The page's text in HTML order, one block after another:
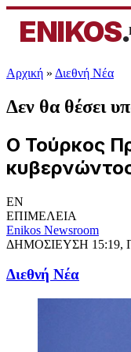
ENIKOS.
Αρχική » Διεθνή Νέα
Δεν θα θέσει
Ο Τούρκος
EN
ΕΠΙΜΕΛΕΙΑ
Enikos Newsroom
ΔΗΜΟΣΙΕΥΣΗ 15:19,
Διεθνή Νέα